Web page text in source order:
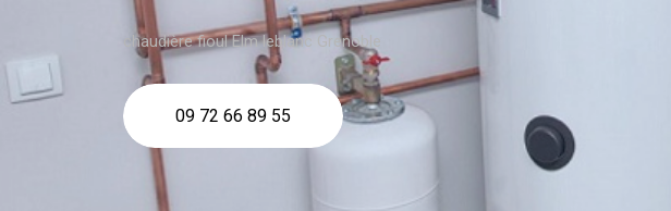
chaudière fioul Elm leblanc Grenoble
09 72 66 89 55